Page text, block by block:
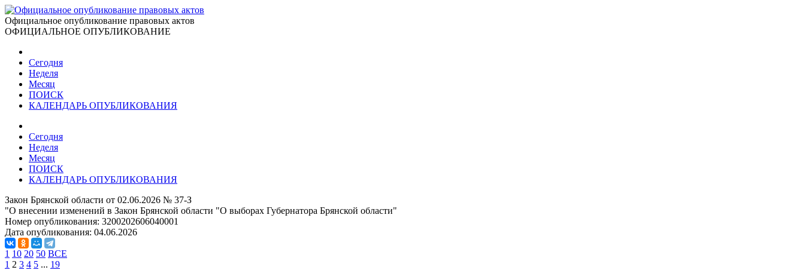
Официальное опубликование правовых актов
ОФИЦИАЛЬНОЕ ОПУБЛИКОВАНИЕ
Сегодня
Неделя
Месяц
ПОИСК
КАЛЕНДАРЬ ОПУБЛИКОВАНИЯ
Сегодня
Неделя
Месяц
ПОИСК
КАЛЕНДАРЬ ОПУБЛИКОВАНИЯ
Закон Брянской области от 02.06.2026 № 37-З
"О внесении изменений в Закон Брянской области "О выборах Губернатора Брянской области"
Номер опубликования: 3200202606040001
Дата опубликования: 04.06.2026
1 10 20 50 ВСЕ
1 2 3 4 5 ... 19